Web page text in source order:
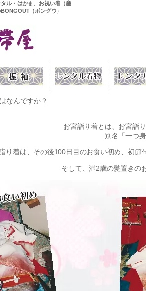
ル・はかま、お祝い着（産
（ボングウ）
なんですか？
お宮詣り着とは、お宮詣
別名「一つ
り着は、その後100日目のお食い初め、初
そして、満2歳の髪置きの